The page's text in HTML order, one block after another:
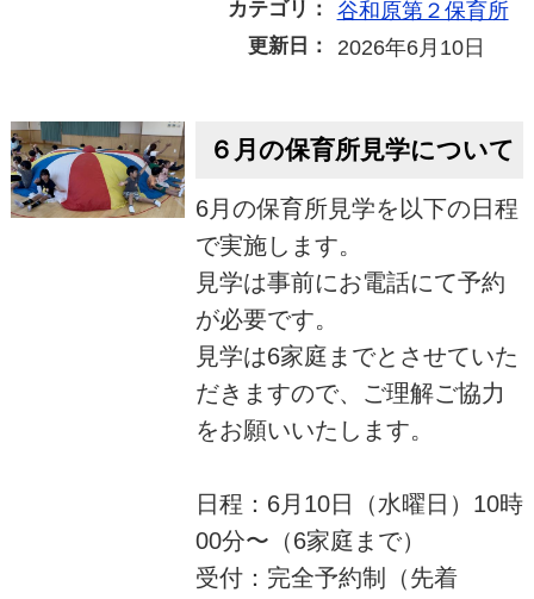
カテゴリ： 谷和原第２保育所
更新日： 2026年6月10日
６月の保育所見学について
6月の保育所見学を以下の日程
で実施します。
見学は事前にお電話にて予約
が必要です。
見学は6家庭までとさせていた
だきますので、ご理解ご協力
をお願いいたします。
日程：6月10日（水曜日）10時
00分〜（6家庭まで）
受付：完全予約制（先着